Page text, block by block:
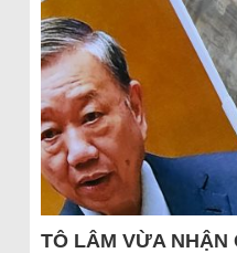
TÔ LÂM VỪA NHẬN